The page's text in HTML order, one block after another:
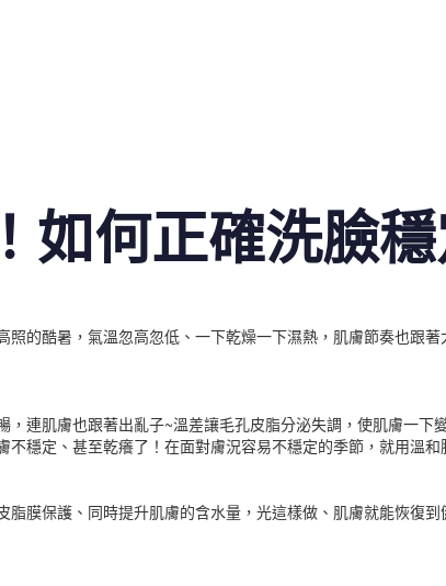
如何正確洗臉
的酷暑，氣溫忽高忽低、一下乾燥一下濕熱，肌膚節奏也跟
連肌膚也跟著出亂子~溫差讓毛孔皮脂分泌失調，使肌膚一
穩定、甚至乾癢了！在面對膚況容易不穩定的季節，就用溫和
膜保護、同時提升肌膚的含水量，光這樣做、肌膚就能恢復